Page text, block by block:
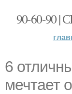
90-60-90
6
мечтает